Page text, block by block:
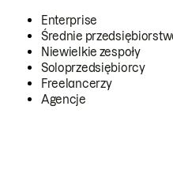
Enterprise
Średnie
Niewielkie zespoły
Soloprzedsiębiorcy
Freelancerzy
Agencje